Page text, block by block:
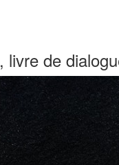
, livre de